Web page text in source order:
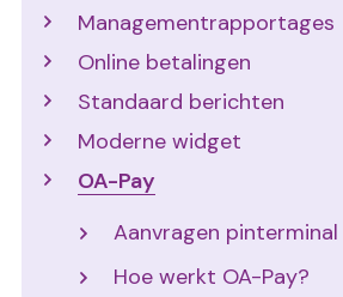
Managementrapportages
Online betalingen
Standaard berichten
Moderne widget
OA-Pay
Aanvragen pinterminal
Hoe werkt OA-Pay?